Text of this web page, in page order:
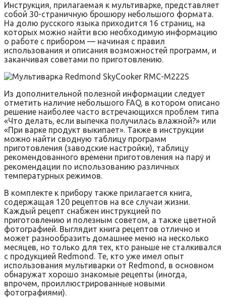
Инструкция, прилагаемая к мультиварке, представляет
собой 30-страничную брошюру небольшого формата.
На долю русского языка приходится 16 страниц, на
которых можно найти всю необходимую информацию
о работе с прибором — начиная с правил
использования и описания возможностей программ, и
заканчивая советами по приготовлению.
Из дополнительной полезной информации следует
отметить наличие небольшого FAQ, в котором описано
решение наиболее часто встречающихся проблем типа
«Что делать, если выпечка получилась влажной?» или
«При варке продукт выкипает». Также в инструкции
можно найти сводную таблицу программ
приготовления (заводские настройки), таблицу
рекомендованного времени приготовления на пару́ и
рекомендации по использованию различных
температурных режимов.
В комплекте к прибору также прилагается книга,
содержащая 120 рецептов на все случаи жизни.
Каждый рецепт снабжен инструкцией по
приготовлению и полезным советом, а также цветной
фотографией. Выглядит книга рецептов отлично и
может разнообразить домашнее меню на несколько
месяцев, но только для тех, кто раньше не сталкивался
с продукцией Redmond. Те, кто уже имел опыт
использования мультиварки от Rеdmond, в основном
обнаружат хорошо знакомые рецепты (иногда,
впрочем, проиллюстрированные новыми
фотографиями).